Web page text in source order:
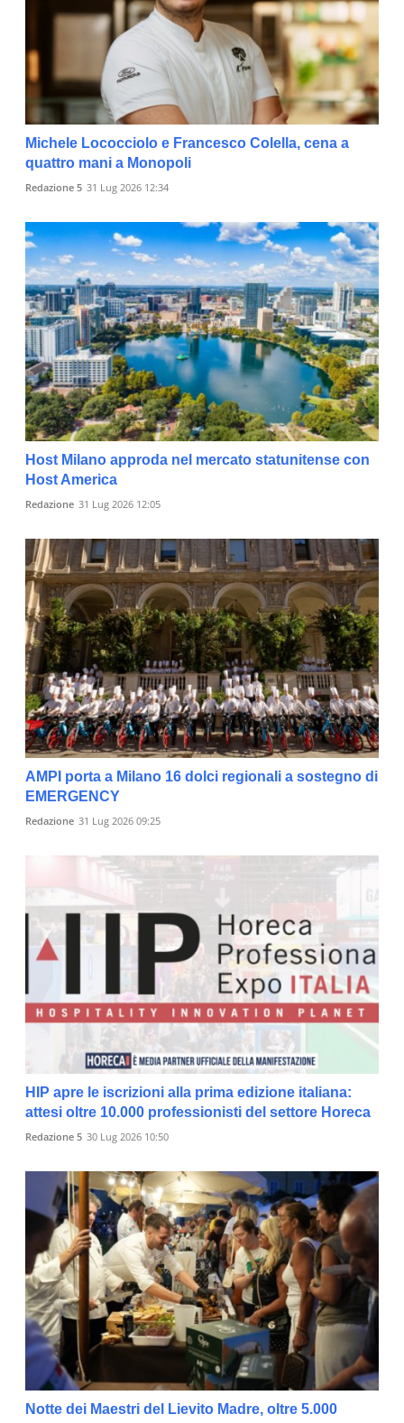
Michele Lococciolo e Francesco Colella, cena a
quattro mani a Monopoli
Redazione 5 31 Lug 2026 12:34
Host Milano approda nel mercato statunitense con
Host America
Redazione 31 Lug 2026 12:05
AMPI porta a Milano 16 dolci regionali a sostegno di
EMERGENCY
Redazione 31 Lug 2026 09:25
HIP apre le iscrizioni alla prima edizione italiana:
attesi oltre 10.000 professionisti del settore Horeca
Redazione 5 30 Lug 2026 10:50
Notte dei Maestri del Lievito Madre, oltre 5.000